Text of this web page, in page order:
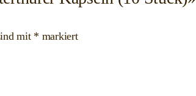
mit * markiert